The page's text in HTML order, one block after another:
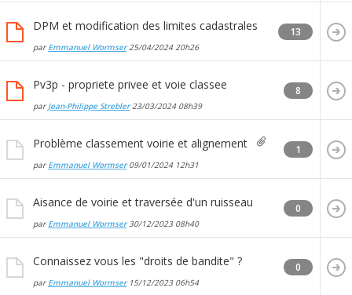
DPM et modification des limites cadastrales
par Emmanuel Wormser25/04/2024 20h26
13
Pv3p - propriete privee et voie classee
par Jean-Philippe Strebler23/03/2024 08h39
8
Problème classement voirie et alignement
par Emmanuel Wormser09/01/2024 12h31
1
Aisance de voirie et traversée d'un ruisseau
par Emmanuel Wormser30/12/2023 08h40
0
Connaissez vous les "droits de bandite" ?
par Emmanuel Wormser15/12/2023 06h54
0